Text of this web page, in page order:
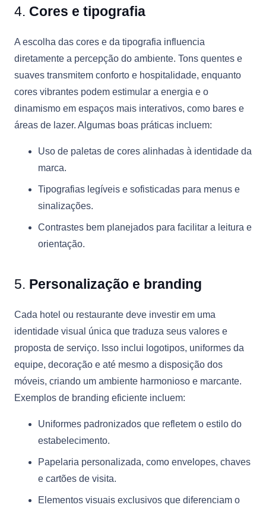
4. Cores e tipografia
A escolha das cores e da tipografia influencia
diretamente a percepção do ambiente. Tons quentes e
suaves transmitem conforto e hospitalidade, enquanto
cores vibrantes podem estimular a energia e o
dinamismo em espaços mais interativos, como bares e
áreas de lazer. Algumas boas práticas incluem:
Uso de paletas de cores alinhadas à identidade da
marca.
Tipografias legíveis e sofisticadas para menus e
sinalizações.
Contrastes bem planejados para facilitar a leitura e
orientação.
5. Personalização e branding
Cada hotel ou restaurante deve investir em uma
identidade visual única que traduza seus valores e
proposta de serviço. Isso inclui logotipos, uniformes da
equipe, decoração e até mesmo a disposição dos
móveis, criando um ambiente harmonioso e marcante.
Exemplos de branding eficiente incluem:
Uniformes padronizados que refletem o estilo do
estabelecimento.
Papelaria personalizada, como envelopes, chaves
e cartões de visita.
Elementos visuais exclusivos que diferenciam o